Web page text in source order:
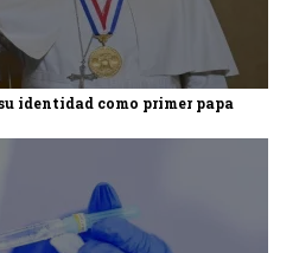
identidad como primer papa